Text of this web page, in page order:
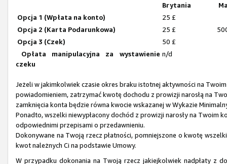
Brytania
Opcja 1 (Wpłata na konto)
25 £
Opcja 2 (Karta Podarunkowa)
25 £
Opcja 3 (Czek)
50 £
Opłata manipulacyjna za wystawienie
czeku
n/d
Jeżeli w jakimkolwiek czasie okres braku istotnej aktywności na
powiadomieniem, zatrzymać kwotę dochodu z prowizji narosłą na
zamknięcia konta będzie równa kwocie wskazanej w Wykazie
Ponadto, wszelki niewypłacony dochód z prowizji narosły na Twoim
odpowiednimi przepisami o przedawnieniu.
Dokonywane na Twoją rzecz płatności, pomniejszone o kwotę
kwot należnych Ci na podstawie Umowy.
W przypadku dokonania na Twoją rzecz jakiejkolwiek nadpłaty z